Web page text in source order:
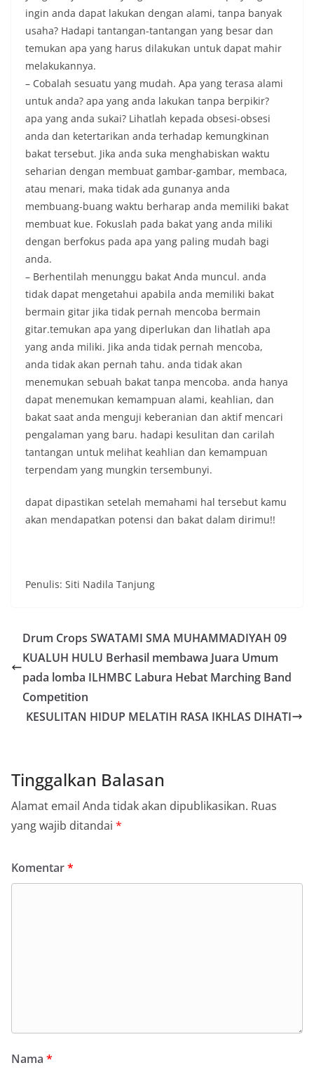
ingin anda dapat lakukan dengan alami, tanpa banyak
usaha? Hadapi tantangan-tantangan yang besar dan
temukan apa yang harus dilakukan untuk dapat mahir
melakukannya.
– Cobalah sesuatu yang mudah. Apa yang terasa alami
untuk anda? apa yang anda lakukan tanpa berpikir?
apa yang anda sukai? Lihatlah kepada obsesi-obsesi
anda dan ketertarikan anda terhadap kemungkinan
bakat tersebut. Jika anda suka menghabiskan waktu
seharian dengan membuat gambar-gambar, membaca,
atau menari, maka tidak ada gunanya anda
membuang-buang waktu berharap anda memiliki bakat
membuat kue. Fokuslah pada bakat yang anda miliki
dengan berfokus pada apa yang paling mudah bagi
anda.
– Berhentilah menunggu bakat Anda muncul. anda
tidak dapat mengetahui apabila anda memiliki bakat
bermain gitar jika tidak pernah mencoba bermain
gitar.temukan apa yang diperlukan dan lihatlah apa
yang anda miliki. Jika anda tidak pernah mencoba,
anda tidak akan pernah tahu. anda tidak akan
menemukan sebuah bakat tanpa mencoba. anda hanya
dapat menemukan kemampuan alami, keahlian, dan
bakat saat anda menguji keberanian dan aktif mencari
pengalaman yang baru. hadapi kesulitan dan carilah
tantangan untuk melihat keahlian dan kemampuan
terpendam yang mungkin tersembunyi.
dapat dipastikan setelah memahami hal tersebut kamu
akan mendapatkan potensi dan bakat dalam dirimu!!
Penulis: Siti Nadila Tanjung
Drum Crops SWATAMI SMA MUHAMMADIYAH 09
KUALUH HULU Berhasil membawa Juara Umum
pada lomba ILHMBC Labura Hebat Marching Band
Competition
KESULITAN HIDUP MELATIH RASA IKHLAS DIHATI
Tinggalkan Balasan
Alamat email Anda tidak akan dipublikasikan. Ruas
yang wajib ditandai *
Komentar*
Nama *